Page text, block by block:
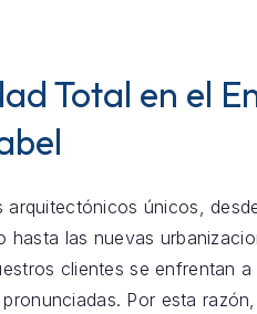
Total en el
arquitectónicos únicos,
hasta las nuevas
clientes se enfrentan
Por esta